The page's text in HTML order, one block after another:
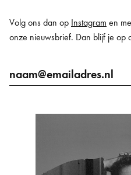
Volg ons dan op Instagram en
onze nieuwsbrief. Dan blijf je op
mailadres
naam@emailadres.nl